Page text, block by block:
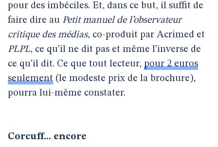
pour des imbéciles. Et, dans ce but, il suffit de
faire dire au Petit manuel de l’observateur
critique des médias, co-produit par Acrimed et
PLPL, ce qu’il ne dit pas et même l’inverse de
ce qu’il dit. Ce que tout lecteur, pour 2 euros
seulement (le modeste prix de la brochure),
pourra lui-même constater.
Corcuff... encore